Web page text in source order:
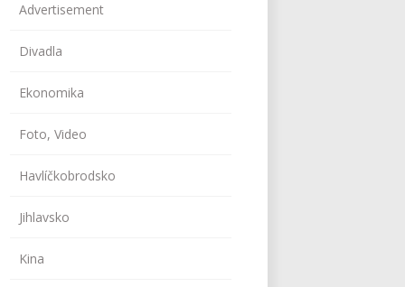
Advertisement
Divadla
Ekonomika
Foto, Video
Havlíčkobrodsko
Jihlavsko
Kina